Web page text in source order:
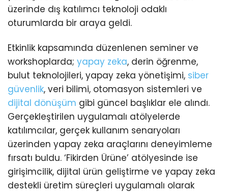
üzerinde dış katılımcı teknoloji odaklı
oturumlarda bir araya geldi.
Etkinlik kapsamında düzenlenen seminer ve
workshoplarda; yapay zeka, derin öğrenme,
bulut teknolojileri, yapay zeka yönetişimi, siber
güvenlik, veri bilimi, otomasyon sistemleri ve
dijital dönüşüm gibi güncel başlıklar ele alındı.
Gerçekleştirilen uygulamalı atölyelerde
katılımcılar, gerçek kullanım senaryoları
üzerinden yapay zeka araçlarını deneyimleme
fırsatı buldu. ‘Fikirden Ürüne’ atölyesinde ise
girişimcilik, dijital ürün geliştirme ve yapay zeka
destekli üretim süreçleri uygulamalı olarak